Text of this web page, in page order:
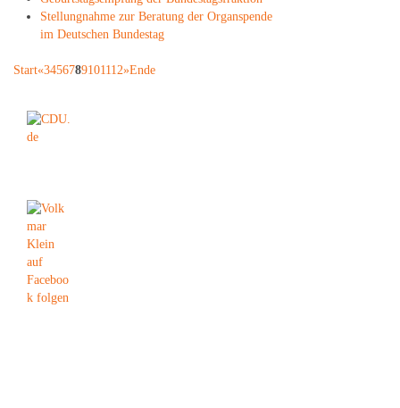
Stellungnahme zur Beratung der Organspende
im Deutschen Bundestag
Start«3456789101112»Ende